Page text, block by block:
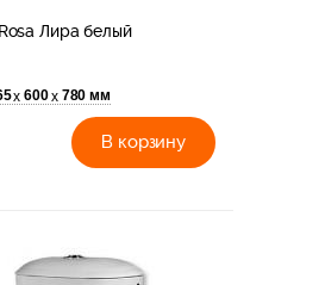
Лира белый
х 600х 780 мм
В корзину